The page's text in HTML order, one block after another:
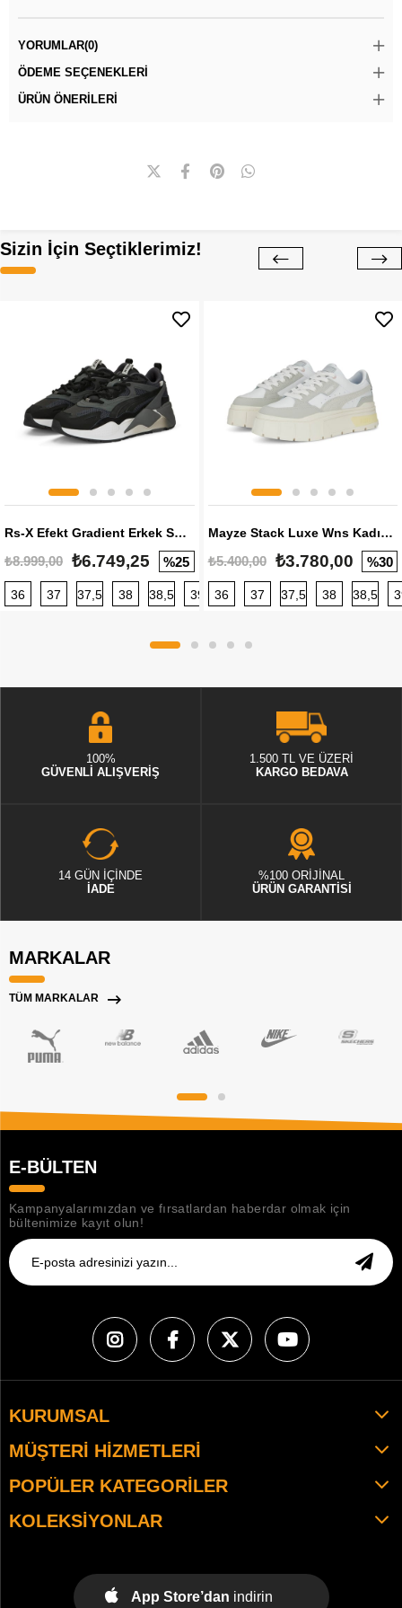
YORUMLAR(0)
ÖDEME SEÇENEKLERI
ÜRÜN ÖNERILERI
Sizin İçin Seçtiklerimiz!
Rs-X Efekt Gradient Erkek Sneaker
₺8.999,00 ₺6.749,25 %25
36 37 37,5 38 38,5 39 40 40,5 41 42 42,5
Mayze Stack Luxe Wns Kadın Sneaker
₺5.400,00 ₺3.780,00 %30
36 37 37,5 38 38,5
100%
GÜVENLİ ALIŞVERİŞ
1.500 TL VE ÜZERİ
KARGO BEDAVA
14 GÜN İÇİNDE
İADE
%100 ORİJİNAL
ÜRÜN GARANTİSİ
MARKALAR
TÜM MARKALAR
E-BÜLTEN
Kampanyalarımızdan ve fırsatlardan haberdar olmak için
bültenimize kayıt olun!
KURUMSAL
MÜŞTERI HIZMETLERI
POPÜLER KATEGORILER
KOLEKSIYONLAR
App Store’dan indirin